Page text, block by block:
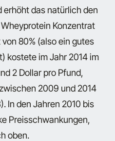
erhöht das natürlich den
Konzentrat
80% (also ein gutes
kostete im Jahr 2014 im
2 Dollar pro Pfund,
2009 und 2014
In den Jahren 2010 bis
Preisschwankungen,
oben.